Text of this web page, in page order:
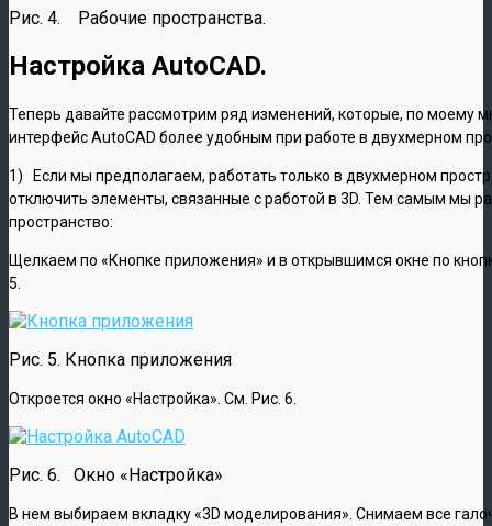
Рис. 4. Рабочие пространства.
Настройка AutoCAD.
Теперь давайте рассмотрим ряд изменений, которые, по моему
интерфейс AutoCAD более удобным при работе в двухмерном
1) Если мы предполагаем, работать только в двухмерном
отключить элементы, связанные с работой в 3D. Тем самым мы
пространство:
Щелкаем по «Кнопке приложения» и в открывшимся окне по
5.
Рис. 5. Кнопка приложения
Откроется окно «Настройка». См. Рис. 6.
Рис. 6. Окно «Настройка»
В нем выбираем вкладку «3D моделирования». Снимаем все